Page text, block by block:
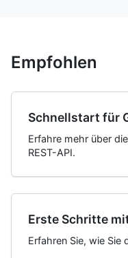
Empfohlen
Schnellstart für
Erfahre mehr über
REST-API.
Erste Schritte
Erfahren Sie, wie Sie